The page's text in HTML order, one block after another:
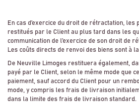
En cas d’exercice du droit de rétractation,
restitués par le Client au plus tard dans les
communication de l’exercice de son droit de
Les coûts directs de renvoi des biens sont à
De Neuville Limoges restituera également,
payé par le Client, selon le même mode que
paiement, sauf accord du Client pour un
mode, y compris les frais de livraison
dans la limite des frais de livraison standard.